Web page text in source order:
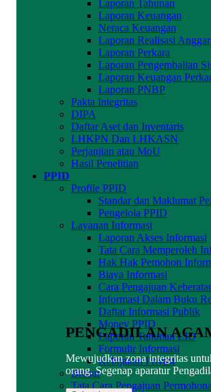
Laporan Tahunan
Laporan Keuangan
Neraca Keuangan
Laporan Realisasi
Laporan Perkara
Laporan Pengembalian
Laporan Keuangan
Laporan PNBP
Pakta Integritas
DIPA
Daftar Aset dan Inventaris
LHKPN Dan LHKASN
Perjanjian atau MoU
Hasil Penelitian
PPID
Profile PPID
Standar dan Maklumat
Pengelola PPID
Layanan Informasi
Laporan Akses Informasi
Tata Cara Memperoleh
Hak Hak Pemohon
Biaya Informasi
Cara Pengajuan
Informasi Dalam Buku
Daftar Informasi Publik
Monev PPID
Laporan Tahunan LID
Formulir Informasi
Kebijakan Privasi
Brosur
Tata Cara Pengajuan
PENGADILAN
Mewujudkan zona integritas
orang. Segenap aparatur